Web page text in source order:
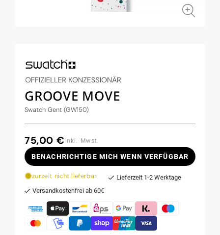
öffnen
GROOVE MOVE
Swatch Gent (GW150)
Normaler
Preis
75,00 €inkl. Mwst.
BENACHRICHTIGE MICH WENN VERFÜGBAR
zurzeit nicht lieferbar
Lieferzeit 1-2 Werktage
Versandkostenfrei ab 60€